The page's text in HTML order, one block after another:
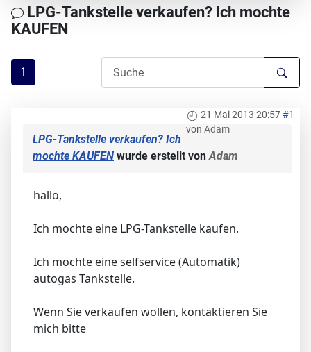
LPG-Tankstelle verkaufen? Ich mochte
KAUFEN
1
21 Mai 2013 20:57#1
von Adam
LPG-Tankstelle verkaufen? Ich
mochte KAUFEN wurde erstellt vonAdam
hallo,
Ich mochte eine LPG-Tankstelle kaufen.
Ich möchte eine selfservice (Automatik)
autogas Tankstelle.
Wenn Sie verkaufen wollen, kontaktieren Sie
mich bitte